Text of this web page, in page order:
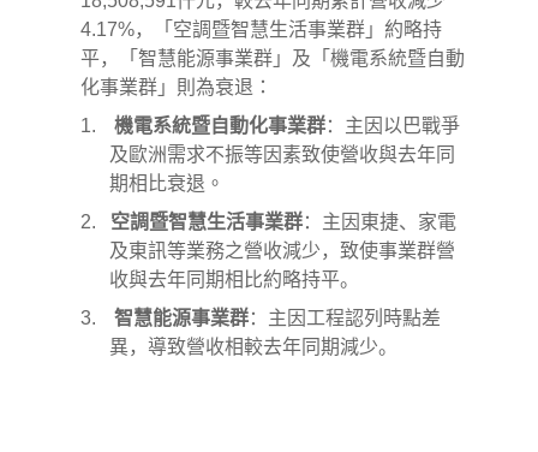
4.17%，「空調暨智慧生活事業群」約略持
平，「智慧能源事業群」 及 「機電系統暨自動
化事業群」則為衰退 ：
1. 機電系統暨自動化事業群： 主 因以巴戰爭
及歐洲需求不振等因素致使營收與去年同
期相比衰退。
2.
空調暨智慧生活事業群：主因東捷、家電
及東訊等業務之營收減少，致使事業群營
收與去年同期相比約略持平。
3.
智慧能源事業群：主因工程認列時點差
異，導致營收相較去年同期減少。